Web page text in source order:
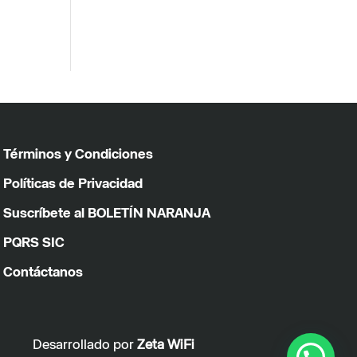
Términos y Condiciones
Políticas de Privacidad
Suscríbete al BOLETÍN NARANJA
PQRS SIC
Contáctanos
Desarrollado por Zeta WiFi